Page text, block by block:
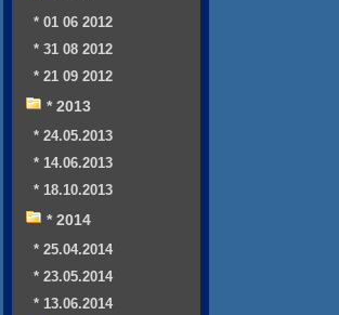
* 01 06 2012
* 31 08 2012
* 21 09 2012
* 2013
* 24.05.2013
* 14.06.2013
* 18.10.2013
* 2014
* 25.04.2014
* 23.05.2014
* 13.06.2014